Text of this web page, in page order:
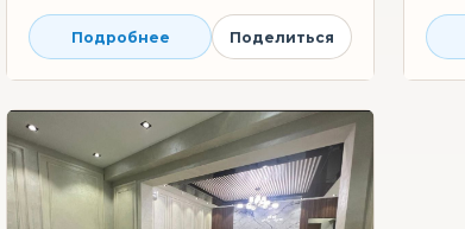
Подробнее Поделиться